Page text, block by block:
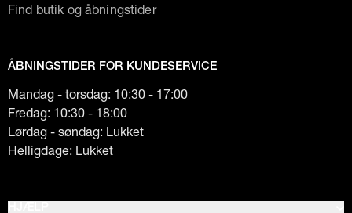
Find butik og åbningstider
ÅBNINGSTIDER FOR KUNDESERVICE
Mandag - torsdag: 10:30 - 17:00
Fredag: 10:30 - 18:00
Lørdag - søndag: Lukket
Helligdage: Lukket